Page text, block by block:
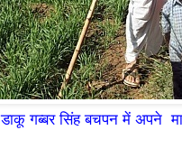
डाकू गब्बर सिंह बचपन में अपने